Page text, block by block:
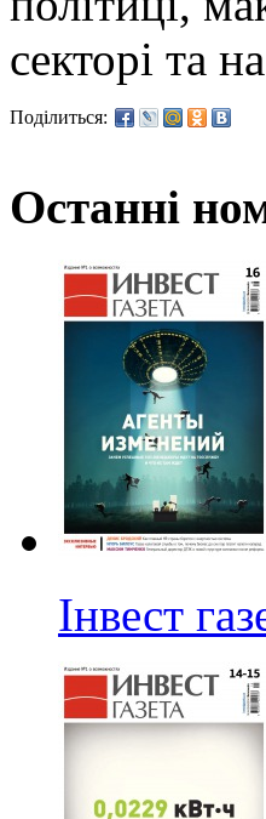
секторі та
Поділиться:
Останні
Інвест